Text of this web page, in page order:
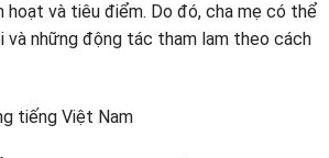
hoạt và tiêu điểm. Do đó, cha mẹ có thể
những động tác tham lam theo cách
tiếng Việt Nam